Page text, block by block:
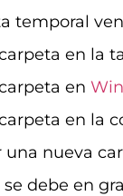
temporal
en la
en
en la
una nueva
se debe en